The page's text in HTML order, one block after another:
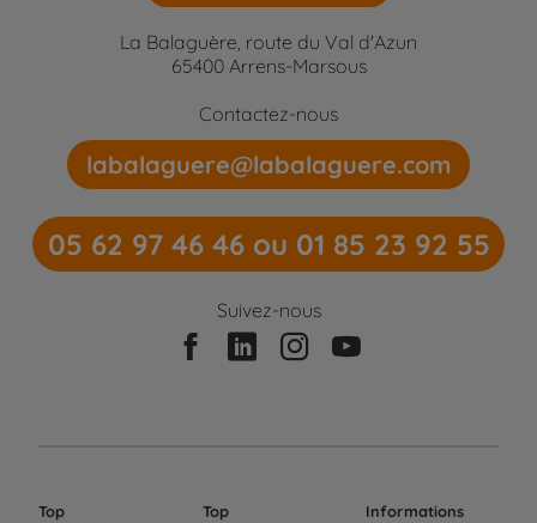
La Balaguère, route du Val d'Azun
65400 Arrens-Marsous
Contactez-nous
labalaguere@labalaguere.com
05 62 97 46 46 ou 01 85 23 92 55
Suivez-nous
Top
Top
Informations